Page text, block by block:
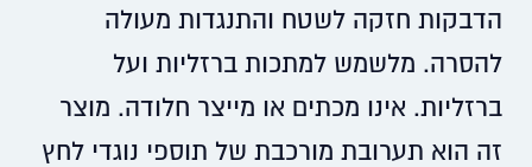
הדבקות חזקה לשטח והתנגדות מעולה
להסרה. מלשמש למתכות ברזליות ועל
ברזליות. אינו מכתים או מייצר חלודה. מוצר
זה הוא תערובת מורכבת של תוספי נוגדי לחץ